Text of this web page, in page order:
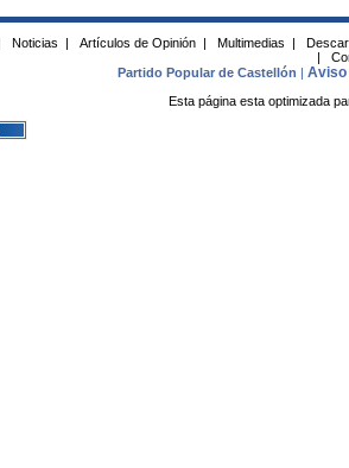
Noticias | Artículos de Opinión | Multimedias |
|
Partido Popular de Castellón |Aviso
Esta página esta optimizada